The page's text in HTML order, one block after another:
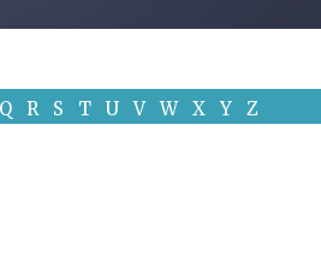
Q R S T U V W X Y Z